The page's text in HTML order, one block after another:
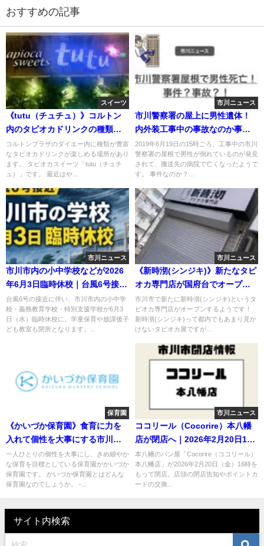
おすすめの記事
スイーツ
《tutu（チュチュ）》コルトン
内のタピオカドリンクの種類が
半端ない！
コルトンプラザのダイエー内に種類が豊富
なタピオカドリンクが楽しめる場所があり
ます。 タピオカスイーツ「tutu（チュチ
ュ）」です。 最近はや...
市川ニュース
市川警察署の屋上に男性遺体！
内外装工事中の事故なのか事件
なのか？
2019年6月19日の15時ごろ、工事中の市川
警察署の屋根で男性が倒れているのが発見
されて、搬送先の病院で亡くなったようで
す。 事件なのか？...
市川ニュース
市川市内の小中学校などが2026
年6月3日臨時休校｜台風6号接近
で学童保育も閉所
台風6号の接近に伴い、市川市内の小中学
校・義務教育学校・特別支援学校が6月3
日（水）臨時休校に。学童保育や放課後子
ども教室も閉所となります。...
市川ニュース
《新時沏(シンジキ)》新たなタピ
オカ専門店が国府台でオープン
予定！
市川市で新たに新時沏(シンジキ)というタ
ピオカ専門店がオープンするようです！
新時沏(シンジキ)って都内でもあまり見か
けないタピオカ屋ですが...
保育園
《かいづか保育園》食育に力を
入れて個性を大事にする市川市
の認可私立園！
一人ひとりの個性を大事にし、きめ細やか
な保育を目標としている保育園がかいづか
保育園です。 かいづか保育園とはどんな
保育園なのでしょうか。 -...
市川ニュース
ココリール（Cocorire）本八幡
店が閉店へ｜2026年2月20日16
時で営業終了
本八幡のパン屋「Cocorire（ココリール）
本八幡店」が2026年2月20日（金）16時を
もって閉店。店頭の閉店告知やポイントカ
ードの交換...
サイト内検索